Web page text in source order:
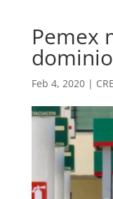
Pemex
Feb 4, 2020| CRE